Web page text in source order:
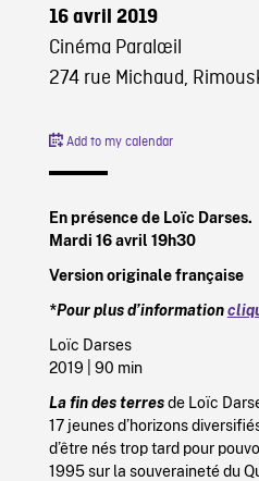
16 avril 2019
Cinéma Paralœil
274 rue Michaud,
Add to my calendar
En présence de Loïc Darses.
Mardi 16 avril 19h30
Version originale française
*Pour plus d’information
Loïc Darses
2019
| 90 min
La fin des terresde Loïc
17 jeunes d’horizons
d’être nés trop tard pour
1995 sur la souveraineté du